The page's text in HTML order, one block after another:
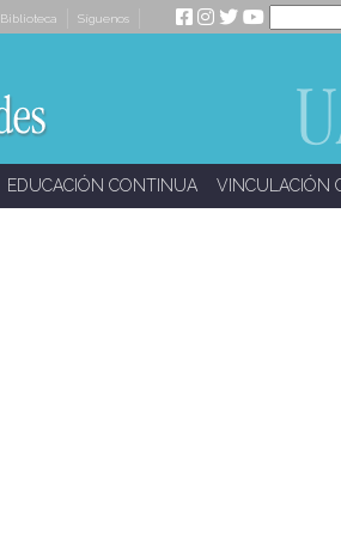
Biblioteca Síguenos
EDUCACIÓN CONTINUA VINCULACIÓN